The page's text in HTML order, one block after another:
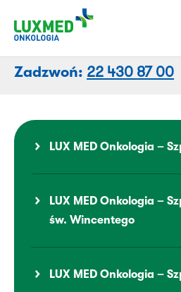
stronyZadzwoń: 22 430 87 00
LUX MED Onkologia –
LUX MED Onkologia –
św. Wincentego
LUX MED Onkologia –